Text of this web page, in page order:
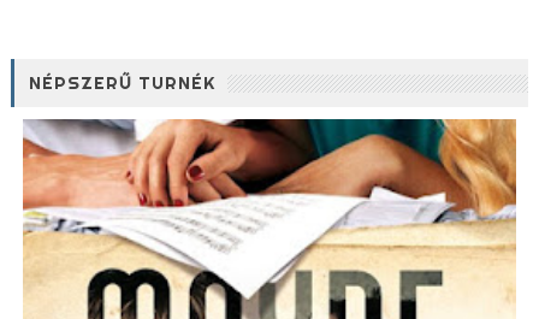
NÉPSZERŰ TURNÉK